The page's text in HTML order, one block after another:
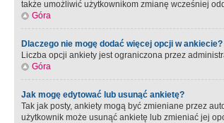
także umożliwić użytkownikom zmianę wcześniej
Góra
Dlaczego nie mogę dodać więcej opcji w ankiecie?
Liczba opcji ankiety jest ograniczona przez
Góra
Jak mogę edytować lub usunąć ankietę?
Tak jak posty, ankiety mogą być zmieniane przez
użytkownik może usunąć ankietę lub zmieniać jej